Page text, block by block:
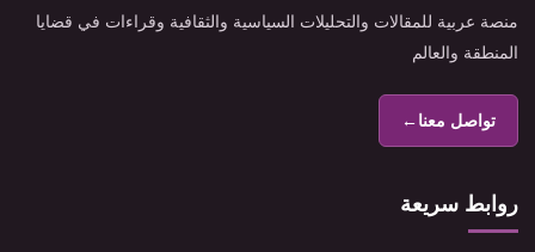
منصة عربية للمقالات والتحليلات السياسية والثقافية وقراءات في قضايا
المنطقة والعالم
تواصل معنا←
روابط سريعة